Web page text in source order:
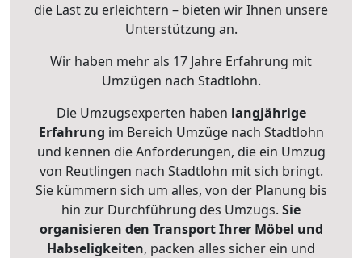
die Last zu erleichtern – bieten wir Ihnen unsere
Unterstützung an.
Wir haben mehr als 17 Jahre Erfahrung mit
Umzügen nach Stadtlohn.
Die Umzugsexperten haben langjährige
Erfahrung im Bereich Umzüge nach Stadtlohn
und kennen die Anforderungen, die ein Umzug
von Reutlingen nach Stadtlohn mit sich bringt.
Sie kümmern sich um alles, von der Planung bis
hin zur Durchführung des Umzugs. Sie
organisieren den Transport Ihrer Möbel und
Habseligkeiten, packen alles sicher ein und